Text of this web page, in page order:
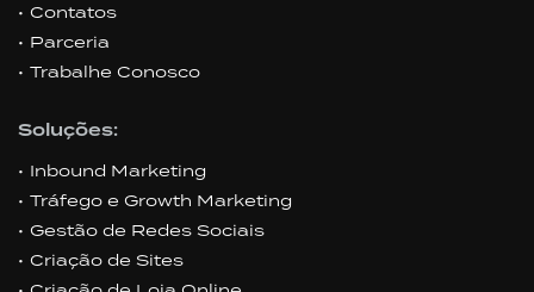
Contatos
Parceria
Trabalhe Conosco
Soluções:
Inbound Marketing
Tráfego e Growth Marketing
Gestão de Redes Sociais
Criação de Sites